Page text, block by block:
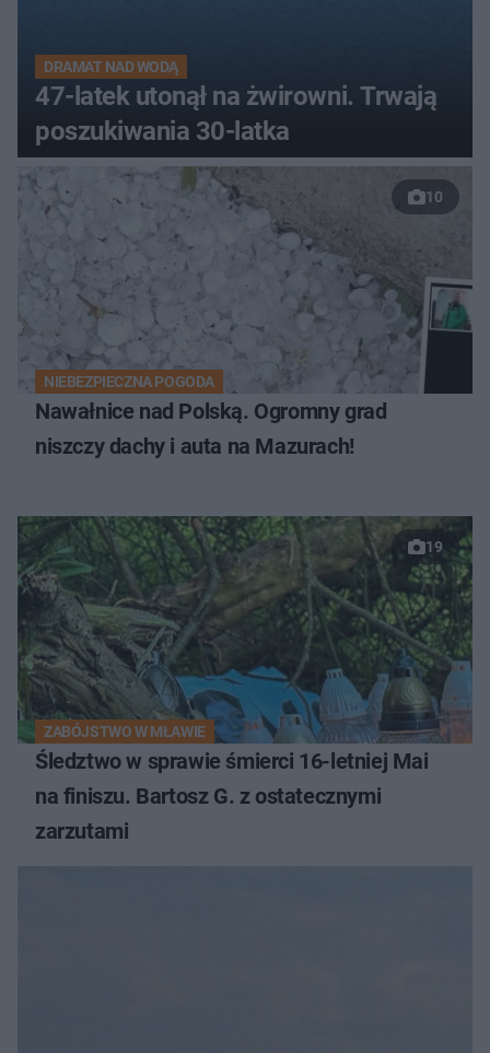
DRAMAT NAD WODĄ
47-latek utonął na żwirowni. Trwają
poszukiwania 30-latka
10
NIEBEZPIECZNA POGODA
Nawałnice nad Polską. Ogromny grad
niszczy dachy i auta na Mazurach!
19
ZABÓJSTWO W MŁAWIE
Śledztwo w sprawie śmierci 16-letniej Mai
na finiszu. Bartosz G. z ostatecznymi
zarzutami